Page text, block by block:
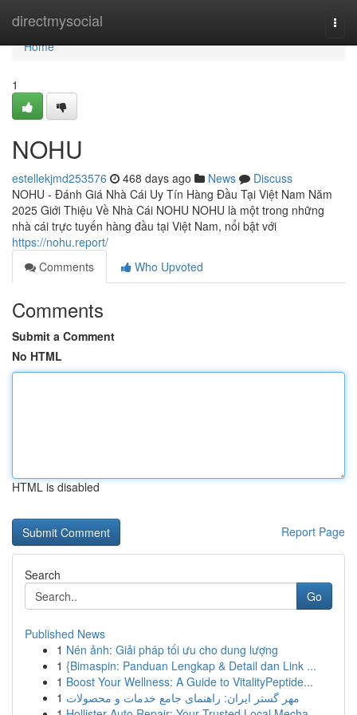
directmysocial
Home
Home
1
NOHU
estellekjmd253576 468 days ago News
Discuss
NOHU - Đánh Giá Nhà Cái Uy Tín Hàng Đầu Tại Việt Nam Năm
2025 Giới Thiệu Về Nhà Cái NOHU NOHU là một trong những
nhà cái trực tuyến hàng đầu tại Việt Nam, nổi bật với
https://nohu.report/
Comments
Who Upvoted
Comments
Submit a Comment
No HTML
HTML is disabled
Report Page
Search
Go
Published News
1 Nén ảnh: Giải pháp tối ưu cho dung lượng
1 {Bimaspin: Panduan Lengkap & Detail dan Link ...
1 Boost Your Wellness: A Guide to VitalityPeptide...
1 مهر گستر ایران: راهنمای جامع خدمات و محصولات